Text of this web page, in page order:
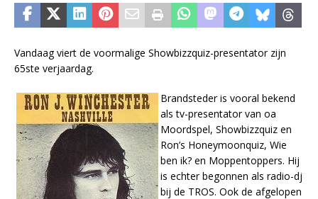
Vandaag viert de voormalige Showbizzquiz-presentator zijn
65ste verjaardag.
Brandsteder is vooral bekend
als tv-presentator van oa
Moordspel, Showbizzquiz en
Ron’s Honeymoonquiz, Wie
ben ik? en Moppentoppers. Hij
is echter begonnen als radio-dj
bij de TROS. Ook de afgelopen